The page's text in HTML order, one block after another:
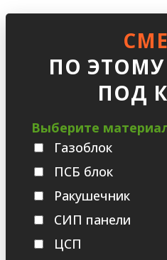
ПО
ПОД
Выберите
Газоблок
ПСБ блок
Ракушечник
СИП панели
ЦСП